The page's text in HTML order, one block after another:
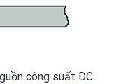
công suất DC.